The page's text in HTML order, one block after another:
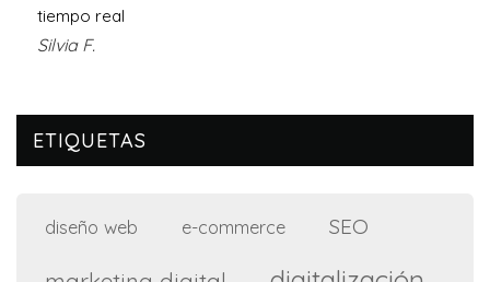
tiempo real
Silvia F.
ETIQUETAS
diseño web e-commerce SEO